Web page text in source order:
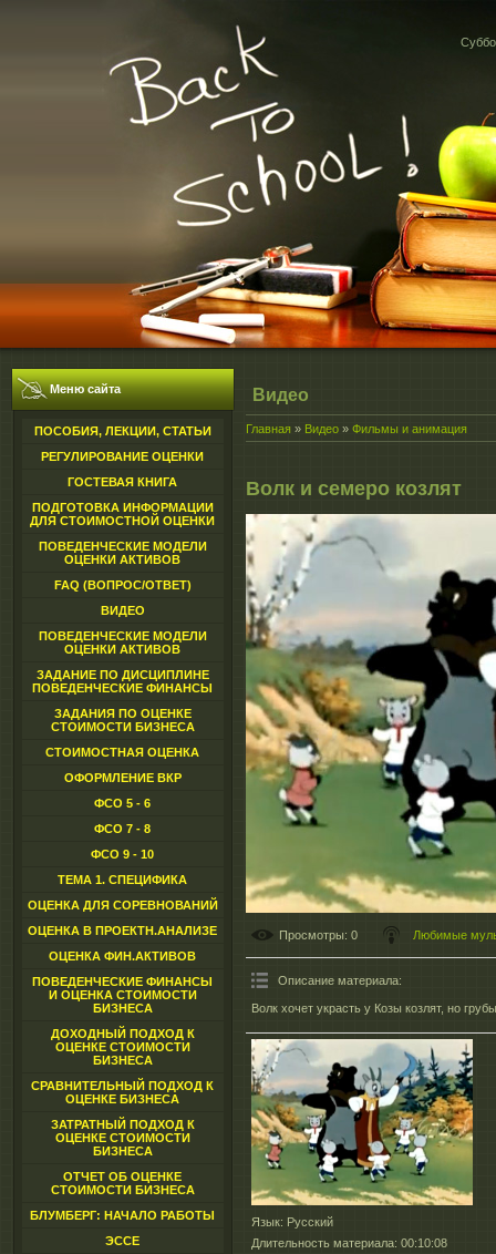
Меню сайта
ПОСОБИЯ, ЛЕКЦИИ, СТАТЬИ
РЕГУЛИРОВАНИЕ ОЦЕНКИ
ГОСТЕВАЯ КНИГА
ПОДГОТОВКА ИНФОРМАЦИИ
ДЛЯ СТОИМОСТНОЙ ОЦЕНКИ
ПОВЕДЕНЧЕСКИЕ МОДЕЛИ
ОЦЕНКИ АКТИВОВ
FAQ (ВОПРОС/ОТВЕТ)
ВИДЕО
ПОВЕДЕНЧЕСКИЕ МОДЕЛИ
ОЦЕНКИ АКТИВОВ
ЗАДАНИЕ ПО ДИСЦИПЛИНЕ
ПОВЕДЕНЧЕСКИЕ ФИНАНСЫ
ЗАДАНИЯ ПО ОЦЕНКЕ
СТОИМОСТИ БИЗНЕСА
СТОИМОСТНАЯ ОЦЕНКА
ОФОРМЛЕНИЕ ВКР
ФСО 5 - 6
ФСО 7 - 8
ФСО 9 - 10
ТЕМА 1. СПЕЦИФИКА
ОЦЕНКА ДЛЯ СОРЕВНОВАНИЙ
ОЦЕНКА В ПРОЕКТН.АНАЛИЗЕ
ОЦЕНКА ФИН.АКТИВОВ
ПОВЕДЕНЧЕСКИЕ ФИНАНСЫ
И ОЦЕНКА СТОИМОСТИ
БИЗНЕСА
ДОХОДНЫЙ ПОДХОД К
ОЦЕНКЕ СТОИМОСТИ
БИЗНЕСА
СРАВНИТЕЛЬНЫЙ ПОДХОД К
ОЦЕНКЕ БИЗНЕСА
ЗАТРАТНЫЙ ПОДХОД К
ОЦЕНКЕ СТОИМОСТИ
БИЗНЕСА
ОТЧЕТ ОБ ОЦЕНКЕ
СТОИМОСТИ БИЗНЕСА
БЛУМБЕРГ: НАЧАЛО РАБОТЫ
ЭССЕ
Видео
Главная » Видео » Фильмы и анимация
Волк и семеро козлят
Просмотры: 0 Любимые
Описание материала:
Волк хочет украсть у Козы козлят, но
Язык: Русский
Длительность материала: 00:10:08